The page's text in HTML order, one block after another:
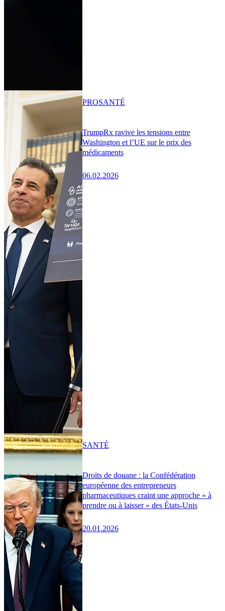
TrumpRx ravive les tensions entre
Washington et l’UE sur le prix des
médicaments
06.02.2026
PROSANTÉ
Droits de douane : la Confédération
européenne des entrepreneurs
pharmaceutiques craint une approche « à
prendre ou à laisser » des États-Unis
20.01.2026
SANTÉ